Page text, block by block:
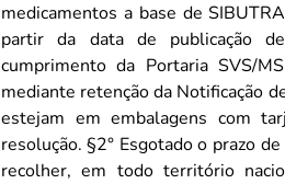
medicamentos a base de
partir da data de publicação
cumprimento da Portaria SVS/MS n.º 344/98. §1° As farmácias e
mediante retenção da Notificação
estejam em embalagens com
resolução. §2° Esgotado o prazo de que trata o caput deste artigo, as empresas detentoras devem
recolher, em todo território